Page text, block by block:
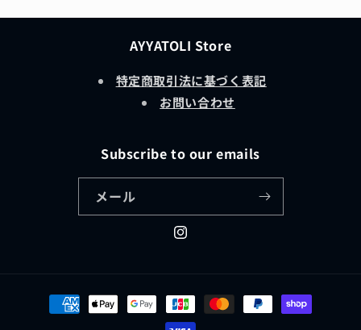
AYYATOLI Store
特定商取引法に基づく表記
お問い合わせ
Subscribe to our emails
メール
Instagram